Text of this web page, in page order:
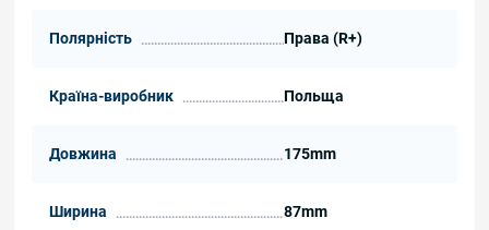
Полярність Права (R+)
Країна-виробник Польща
Довжина 175mm
Ширина 87mm